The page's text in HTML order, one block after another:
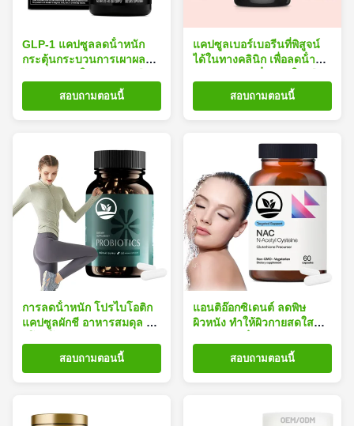
GLP-1 แคปซูลลดน้ําหนัก
กระตุ้นกระบวนการเผาผลาญ
และ 60 แคปซูลต่อขวด
สอบถามตอนนี้
แคปซูลเบอร์เบอรีนที่พิสูจน์
ได้ในทางคลินิก เพื่อลดน้ํา
และกระตุ้นการเผาผลาญ
สอบถามตอนนี้
การลดน้ําหนัก โปรไบโอติก
แคปซูลผักชี อาหารสมดุล มิค
ธรรมชาติสอบถามตอนนี้
แอนติอ๊อกซิเดนต์ ลดพิษ
ผิวหนัง ทําให้ผิวกายสดใส
สอบถามตอนนี้